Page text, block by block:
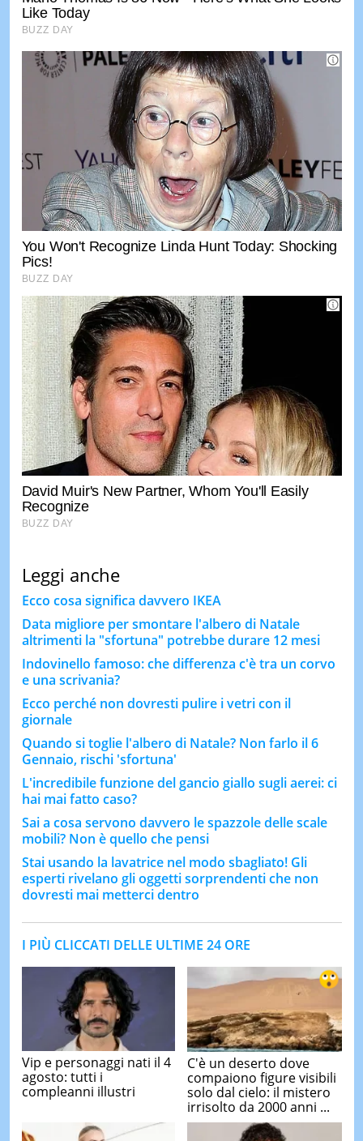
Leggi anche
Ecco cosa significa davvero IKEA
Data migliore per smontare l'albero di Natale
altrimenti la "sfortuna" potrebbe durare 12 mesi
Indovinello famoso: che differenza c'è tra un corvo
e una scrivania?
Ecco perché non dovresti pulire i vetri con il
giornale
Quando si toglie l'albero di Natale? Non farlo il 6
Gennaio, rischi 'sfortuna'
L'incredibile funzione del gancio giallo sugli aerei: ci
hai mai fatto caso?
Sai a cosa servono davvero le spazzole delle scale
mobili? Non è quello che pensi
Stai usando la lavatrice nel modo sbagliato! Gli
esperti rivelano gli oggetti sorprendenti che non
dovresti mai metterci dentro
I PIÙ CLICCATI DELLE ULTIME 24 ORE
Vip e personaggi nati il 4
agosto: tutti i
compleanni illustri
C'è un deserto dove
compaiono figure visibili
solo dal cielo: il mistero
irrisolto da 2000 anni ...